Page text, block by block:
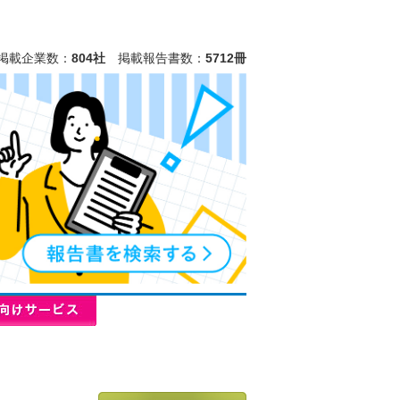
載企業数： 804社 掲載報告書数： 5712冊